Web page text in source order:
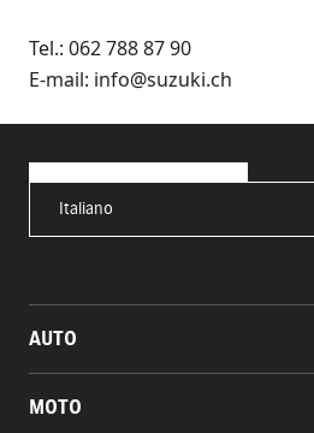
Tel.: 062 788 87 90
E-mail: info@suzuki.ch
Italiano
AUTO
MOTO